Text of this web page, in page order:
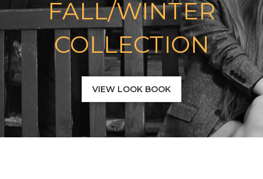
FALL/WINTER
COLLECTION
VIEW LOOK BOOK